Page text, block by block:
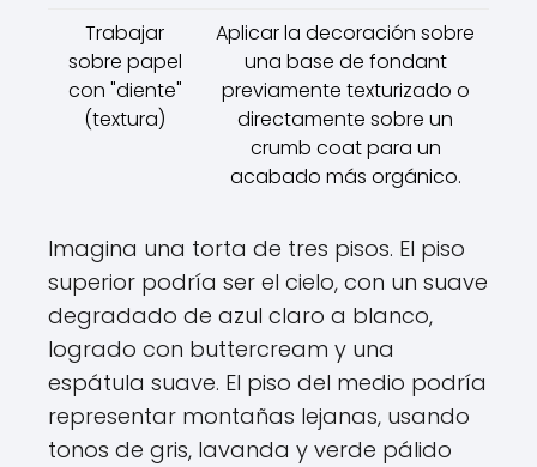
Trabajar
sobre papel
con "diente"
(textura)
Aplicar la decoración sobre
una base de fondant
previamente texturizado o
directamente sobre un
crumb coat para un
acabado más orgánico.
Imagina una torta de tres pisos. El piso
superior podría ser el cielo, con un suave
degradado de azul claro a blanco,
logrado con buttercream y una
espátula suave. El piso del medio podría
representar montañas lejanas, usando
tonos de gris, lavanda y verde pálido